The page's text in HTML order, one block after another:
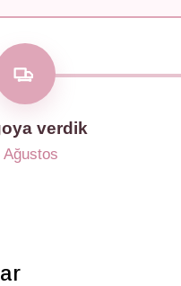
verdik
Ağustos